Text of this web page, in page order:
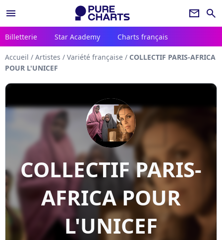
menu newsletter search
Billetterie Star Academy Charts français
Accueil / Artistes / Variété française / COLLECTIF PARIS-AFRICA
POUR L'UNICEF
COLLECTIF PARIS-
AFRICA POUR
L'UNICEF